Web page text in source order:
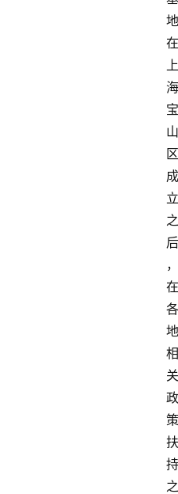
地
在
上
海
宝
山
区
成
立
之
后
，
在
各
地
相
关
政
策
扶
持
之